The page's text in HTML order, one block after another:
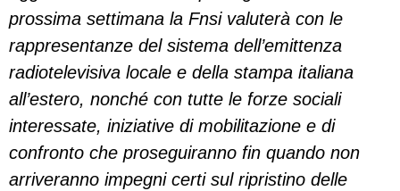
prossima settimana la Fnsi valuterà con le
rappresentanze del sistema dell’emittenza
radiotelevisiva locale e della stampa italiana
all’estero, nonché con tutte le forze sociali
interessate, iniziative di mobilitazione e di
confronto che proseguiranno fin quando non
arriveranno impegni certi sul ripristino delle